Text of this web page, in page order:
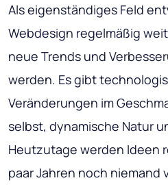
Als eigenständiges Feld
Webdesign regelmäßig
neue Trends und
werden. Es gibt
Veränderungen im
selbst, dynamische Natur
Heutzutage werden Ideen
paar Jahren noch niemand